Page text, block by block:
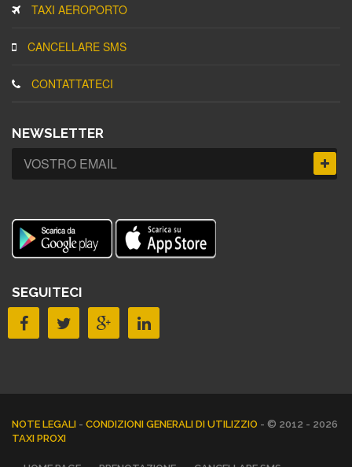
TAXI AEROPORTO
CANCELLARE SMS
CONTATTATECI
NEWSLETTER
SEGUITECI
NOTE LEGALI - CONDIZIONI GENERALI DI UTILIZZIO - © 2012 - 2026
TAXI PROXI